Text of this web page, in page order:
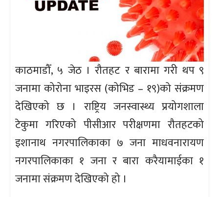
काठमाडौँ, ५ जेठ । रौतहट र बारामा गरी थप ९
जनामा कोरोना भाइरस (कोभिड – १९)को संक्रमण
देखिएको छ । राष्ट्रिय जनस्वास्थ्य प्रयोगशाला
टेकुमा गरिएको पीसीआर परीक्षणमा रौतहटको
इशानाथ नगरपालिकाका ७ जना माधवनारायण
नगरपालिकाका १ जना र बारा करैयामाईका १
जनामा संक्रमण देखिएको हो ।